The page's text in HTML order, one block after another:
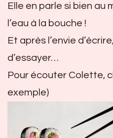
Elle en parle si bien au
l’eau à la bouche !
Et après l’envie
d’essayer…
Pour écouter Colette,
exemple)